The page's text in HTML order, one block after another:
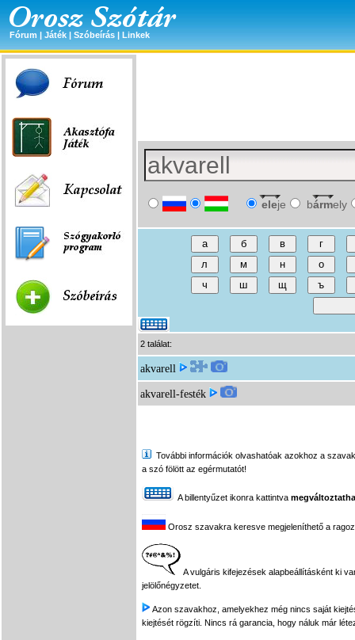
Fórum | Játék | Szóbeírás | Linkek
eleje bármely
2 találat:
akvarell
akvarell-festék
További információk olvashatóak azokhoz a
a szó fölött az egérmutatót!
A billentyűzet ikonra kattintva
Orosz szavakra keresve megjeleníthető a
A vulgáris kifejezések alapbeállításként ki
jelölőnégyzetet.
Azon szavakhoz, amelyekhez még nincs saját
kiejtését rögzíti. Nincs rá garancia, hogy náluk már